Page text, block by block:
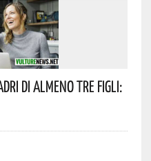
Di Almeno Tre Figli: